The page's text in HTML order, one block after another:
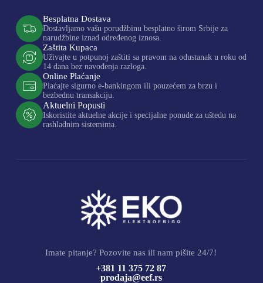
Besplatna Dostava
Dostavljamo vašu porudžbinu besplatno širom Srbije za
narudžbine iznad određenog iznosa.
Zaštita Kupaca
Uživajte u potpunoj zaštiti sa pravom na odustanak u roku od
14 dana bez navođenja razloga.
Online Plaćanje
Plaćajte sigurno e-bankingom ili pouzećem za brzu i
bezbednu transakciju.
Aktuelni Popusti
Iskoristite aktuelne akcije i specijalne ponude za uštedu na
rashladnim sistemima.
Imate pitanje? Pozovite nas ili nam pišite 24/7!
+381 11 375 72 87
prodaja@eef.rs